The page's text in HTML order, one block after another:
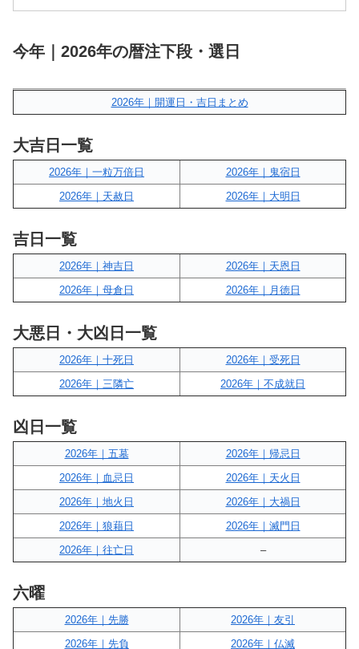
今年｜2026年の暦注下段・選日
2026年｜開運日・吉日まとめ
大吉日一覧
2026年｜一粒万倍日
2026年｜鬼宿日
2026年｜天赦日
2026年｜大明日
吉日一覧
2026年｜神吉日
2026年｜天恩日
2026年｜母倉日
2026年｜月徳日
大悪日・大凶日一覧
2026年｜十死日
2026年｜受死日
2026年｜三隣亡
2026年｜不成就日
凶日一覧
2026年｜五墓
2026年｜帰忌日
2026年｜血忌日
2026年｜天火日
2026年｜地火日
2026年｜大禍日
2026年｜狼藉日
2026年｜滅門日
2026年｜往亡日
–
六曜
2026年｜先勝
2026年｜友引
2026年｜先負
2026年｜仏滅